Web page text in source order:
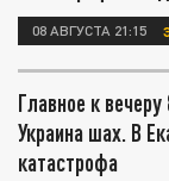
08 АВГУСТА 21:15
Главное к
Украина шах. В
катастрофа